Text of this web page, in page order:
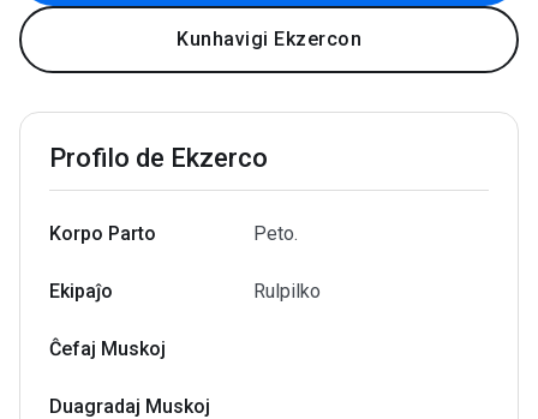
Kunhavigi Ekzercon
Profilo de Ekzerco
Korpo Parto Peto.
Ekipaĵo Rulpilko
Ĉefaj Muskoj
Duagradaj Muskoj